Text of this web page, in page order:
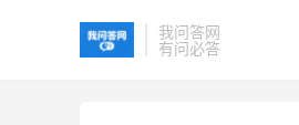
我问答网
有问必答